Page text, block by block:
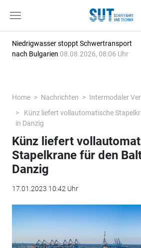
Niedrigwasser stoppt Schwertransport
nach Bulgarien 08.08.2026, 08:06 Uhr
Home Nachrichten
Intermodaler
Künz liefert vollautomatische
in Danzig
Künz liefert
Stapelkrane für den
Danzig
17.01.2023 10:42 Uhr